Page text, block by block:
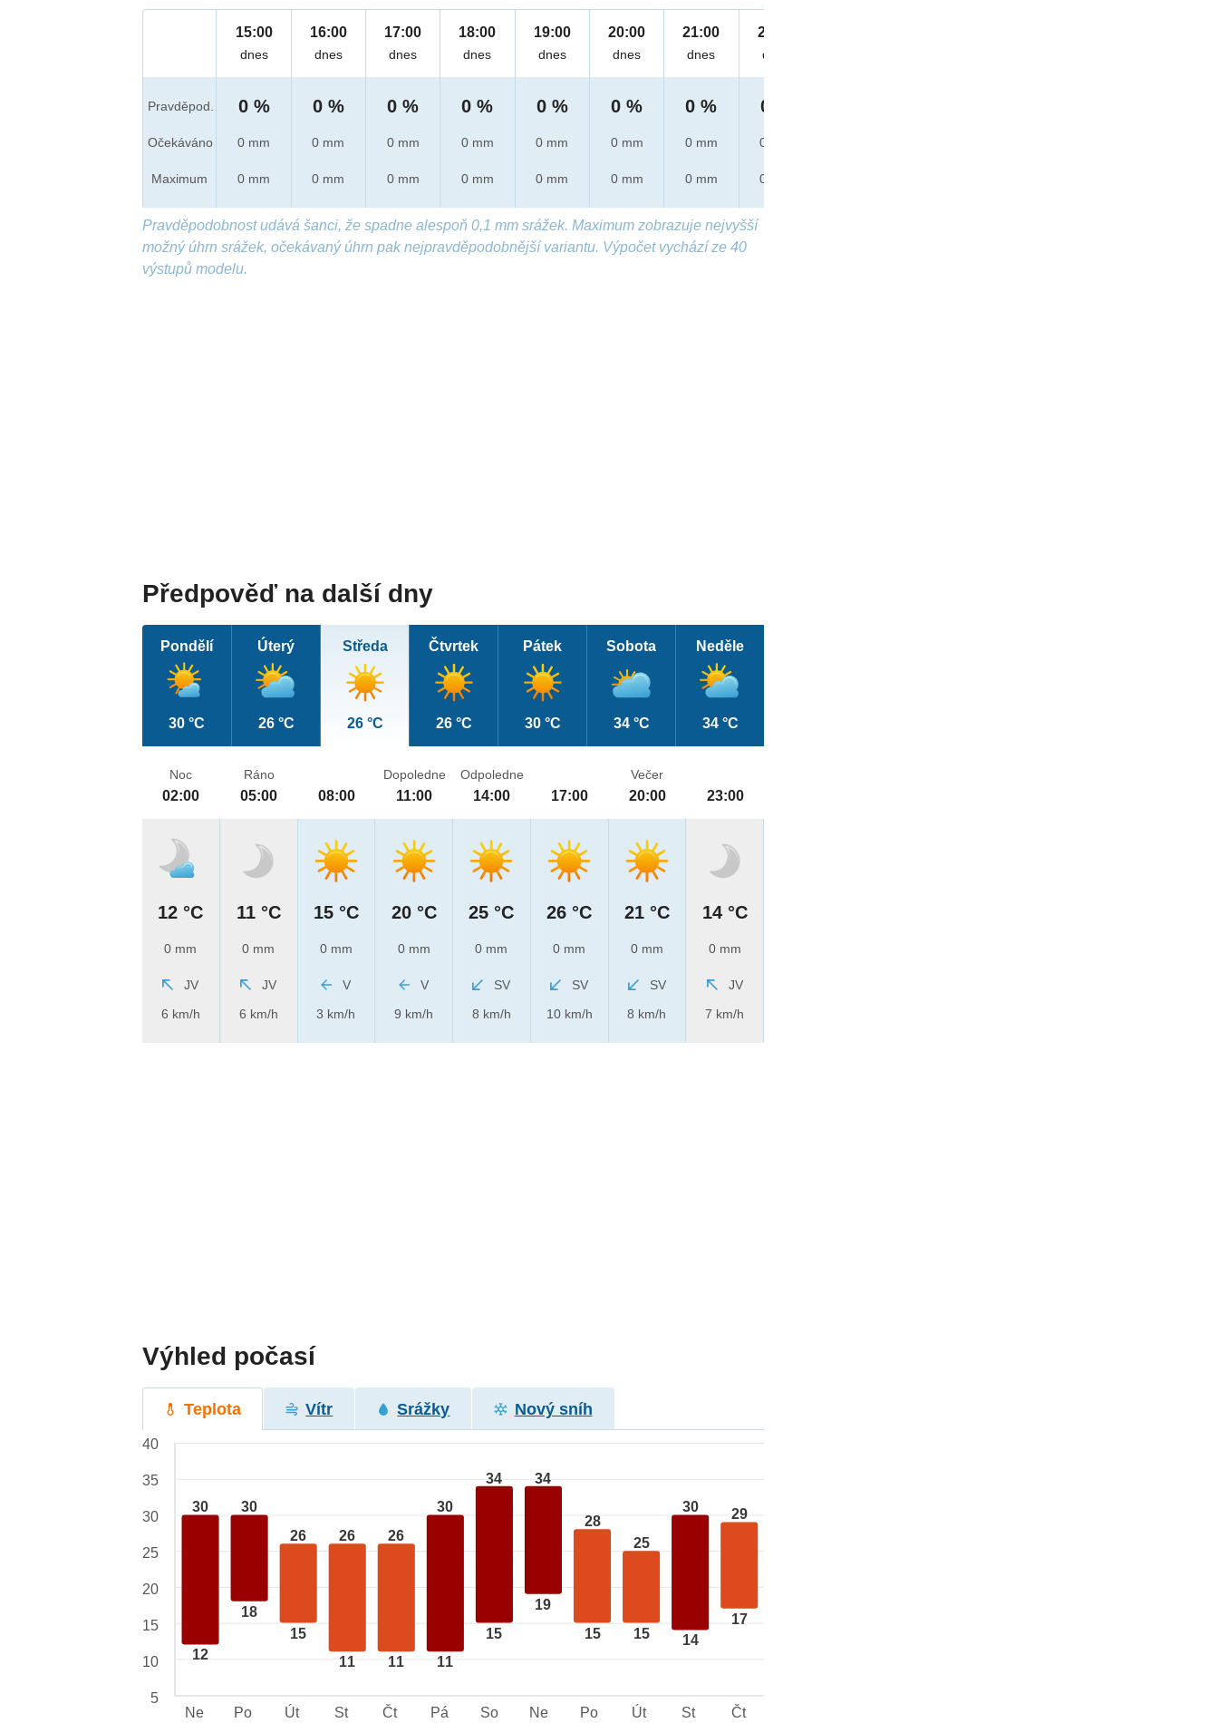
Pravděpod.
Očekáváno
Maximum
15:00
dnes
0 %
0 mm
0 mm
16:00
dnes
0 %
0 mm
0 mm
17:00
dnes
0 %
0 mm
0 mm
18:00
dnes
0 %
0 mm
0 mm
19:00
dnes
0 %
0 mm
0 mm
20:00
dnes
0 %
0 mm
0 mm
21:00
dnes
0 %
0 mm
0 mm
22:00
dnes
0 %
0 mm
0 mm
Pravděpodobnost udává šanci, že spadne alespoň 0,1 mm srážek. Maximum zobrazuje nejvyšší
možný úhrn srážek, očekávaný úhrn pak nejpravděpodobnější variantu. Výpočet vychází ze 40
výstupů modelu.
Předpověď na další dny
Pondělí
30 °C
Úterý
26 °C
Středa
26 °C
Čtvrtek
26 °C
Pátek
30 °C
Sobota
34 °C
Neděle
34 °C
Noc
02:00
12 °C
0 mm
JV
6 km/h
Ráno
05:00
11 °C
0 mm
JV
6 km/h
08:00
15 °C
0 mm
V
3 km/h
Dopoledne
11:00
20 °C
0 mm
V
9 km/h
Odpoledne
14:00
25 °C
0 mm
SV
8 km/h
17:00
26 °C
0 mm
SV
10 km/h
Večer
20:00
21 °C
0 mm
SV
8 km/h
23:00
14 °C
0 mm
JV
7 km/h
Výhled počasí
Teplota Vítr Srážky Nový sníh
30
12
30
18
26
15
26
11
26
11
30
11
34
15
34
19
28
15
25
15
30
14
29
17
40
35
30
25
20
15
10
5
Ne
Po Út St Čt Pá So Ne Po Út St Čt